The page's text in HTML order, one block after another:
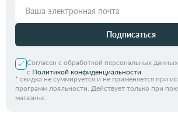
Подписаться
Согласен с обработкой персональных данных
с Политикой конфиденциальности
* скидка не суммируется и не применяется при
программ лояльности. Действует только при
магазине.